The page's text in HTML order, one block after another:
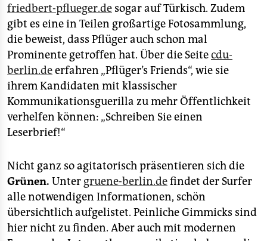
friedbert-pflueger.de sogar auf Türkisch. Zudem
gibt es eine in Teilen großartige Fotosammlung,
die beweist, dass Pflüger auch schon mal
Prominente getroffen hat. Über die Seitecdu-
berlin.deerfahren „Pflüger’s Friends“, wie sie
ihrem Kandidaten mit klassischer
Kommunikationsguerilla zu mehr Öffentlichkeit
verhelfen können: „Schreiben Sie einen
Leserbrief!“
Nicht ganz so agitatorisch präsentieren sich die
Grünen. Unter gruene-berlin.defindet der Surfer
alle notwendigen Informationen, schön
übersichtlich aufgelistet. Peinliche Gimmicks sind
hier nicht zu finden. Aber auch mit modernen